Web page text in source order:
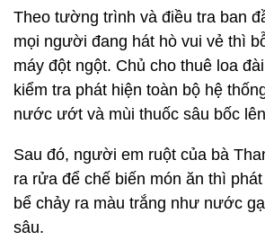
Theo tường trình và điều tra ban
mọi người đang hát hò vui vẻ thì
máy đột ngột. Chủ cho thuê loa
kiểm tra phát hiện toàn bộ hệ
nước ướt và mùi thuốc sâu bốc
Sau đó, người em ruột của bà
ra rửa để chế biến món ăn thì
bể chảy ra màu trắng như nước
sâu.